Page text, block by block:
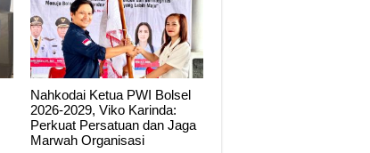
Nahkodai Ketua PWI Bolsel
2026-2029, Viko Karinda:
Perkuat Persatuan dan Jaga
Marwah Organisasi